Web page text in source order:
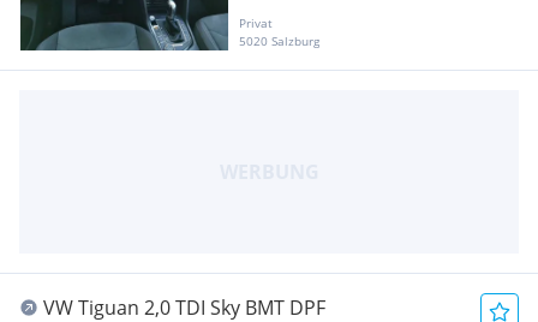
Privat
5020 Salzburg
VW Tiguan 2,0 TDI Sky BMT DPF